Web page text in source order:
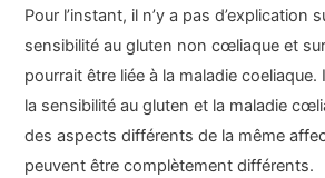
Pour l’instant, il n’y a pas d’explication
sensibilité au gluten non cœliaque et
pourrait être liée à la maladie
la sensibilité au gluten et la maladie
des aspects différents de la même
peuvent être complètement différents.